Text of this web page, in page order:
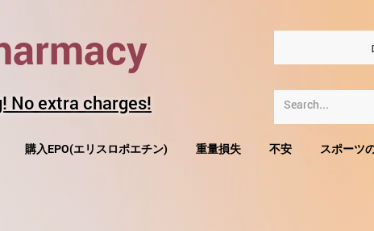
No extra charges!
購入EPO(エリスロポエチン) 重量損失 不安 スポーツ